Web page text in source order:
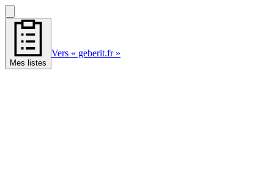
Mes listes
Vers « geberit.fr »